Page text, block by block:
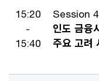
15:20
-
15:40
Session 4
인도 금융
주요 고려